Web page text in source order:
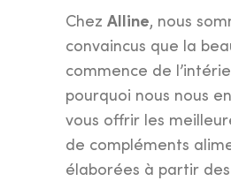
Chez Alline, nous
convaincus que la
commence de
pourquoi nous nous
vous offrir les
de compléments
élaborées à partir